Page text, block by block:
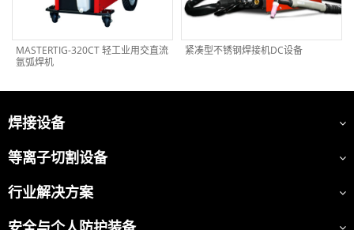
MASTERTIG-320CT 轻工业用交直流
氩弧焊机
紧凑型不锈钢焊接机DC设备
焊接设备
等离子切割设备
行业解决方案